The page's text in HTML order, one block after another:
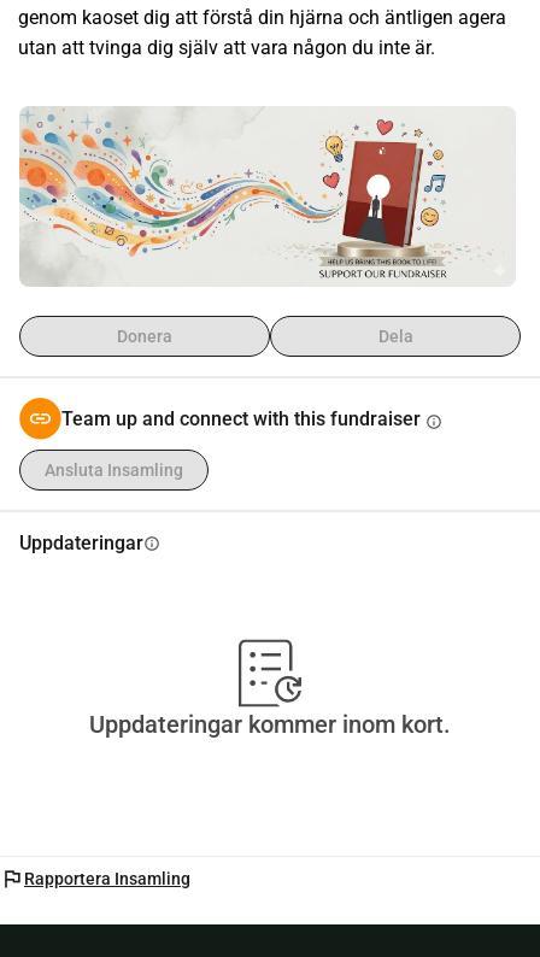
genom kaoset dig att förstå din hjärna och äntligen agera
utan att tvinga dig själv att vara någon du inte är.
Donera Dela
Team up and connect with this fundraiser info
Ansluta Insamling
Uppdateringarinfo
Uppdateringar kommer inom kort.
flag Rapportera Insamling